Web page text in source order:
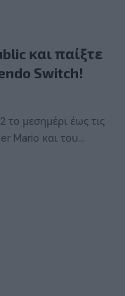
και παίξτε
Switch!
το μεσημέρι έως τις
Mario και του…